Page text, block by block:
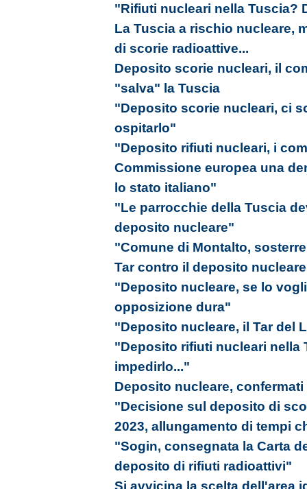
"Rifiuti nucleari nella Tuscia?
La Tuscia a rischio nucleare,
di scorie radioattive...
Deposito scorie nucleari, il
"salva" la Tuscia
"Deposito scorie nucleari, ci
ospitarlo"
"Deposito rifiuti nucleari, i
Commissione europea una
lo stato italiano"
"Le parrocchie della Tuscia
deposito nucleare"
"Comune di Montalto,
Tar contro il deposito
"Deposito nucleare, se lo
opposizione dura"
"Deposito nucleare, il Tar del
"Deposito rifiuti nucleari nella
impedirlo..."
Deposito nucleare,
"Decisione sul deposito di
2023, allungamento di tempi
"Sogin, consegnata la Carta
deposito di rifiuti radioattivi"
Si avvicina la scelta dell'area